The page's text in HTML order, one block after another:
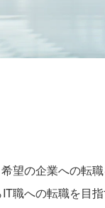
望の企業への転
職への転職を目